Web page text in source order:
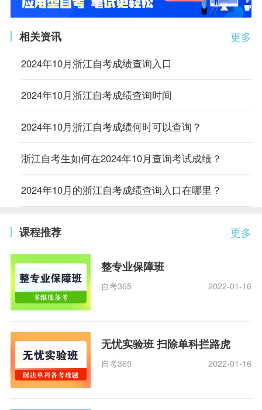
更多
相关资讯
2024年10月浙江自考成绩查询入口
2024年10月浙江自考成绩查询时间
2024年10月浙江自考成绩何时可以查询？
浙江自考生如何在2024年10月查询考试成绩？
2024年10月的浙江自考成绩查询入口在哪里？
更多
课程推荐
整专业保障班
自考365 2022-01-16
无忧实验班 扫除单科拦路虎
自考365 2022-01-16